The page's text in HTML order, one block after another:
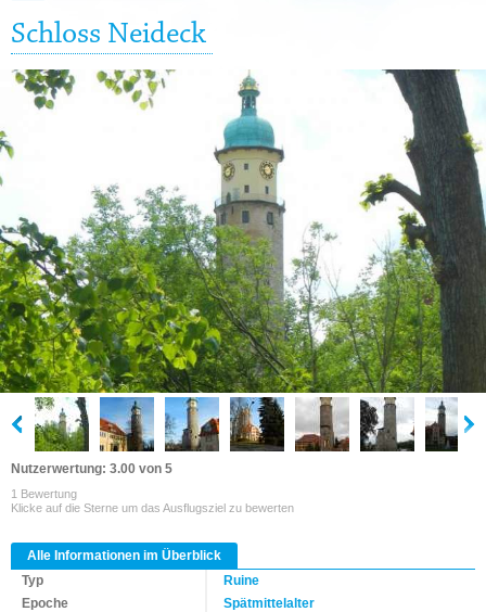
Schloss Neideck
Nutzerwertung: 3.00 von 5
1 Bewertung
Klicke auf die Sterne um das Ausflugsziel zu bewerten
Alle Informationen im Überblick
Typ
Ruine
Epoche
Spätmittelalter